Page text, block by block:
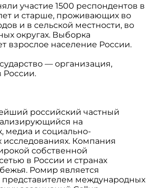
участие 1500 респондентов в
лет и старше, проживающих во
и в сельской местности, во
округах. Выборка
взрослое население России.
— организация,
России.
российский частный
на
медиа и социально-
исследованиях. Компания
собственной
в России и странах
Ромир является
международных